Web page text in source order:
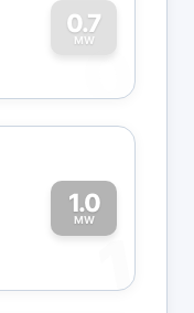
0.7
MW
0
1.0
MW
1